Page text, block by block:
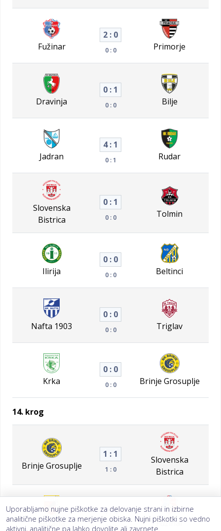
Fužinar
2 : 0
0 : 0 Primorje
Dravinja
0 : 1
0 : 0 Bilje
Jadran
4 : 1
0 : 1 Rudar
Slovenska
Bistrica
0 : 1
0 : 0 Tolmin
Ilirija
0 : 0
0 : 0 Beltinci
Nafta 1903
0 : 0
0 : 0 Triglav
Krka
0 : 0
0 : 0 Brinje Grosuplje
14. krog
Brinje Grosuplje
1 : 1
1 : 0
Slovenska
Bistrica
Sežana
4 : 4
0 : 3 Fužinar
Uporabljamo nujne piškotke za delovanje strani in izbirne
analitične piškotke za merjenje obiska. Nujni piškotki so vedno
aktivni, analitične pa lahko dovolite ali zavrnete.